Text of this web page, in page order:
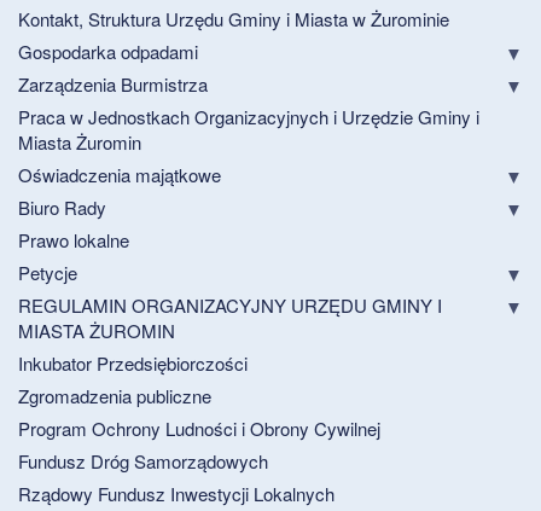
Kontakt, Struktura Urzędu Gminy i Miasta w Żurominie
Gospodarka odpadami
Zarządzenia Burmistrza
Praca w Jednostkach Organizacyjnych i Urzędzie Gminy i
Miasta Żuromin
Oświadczenia majątkowe
Biuro Rady
Prawo lokalne
Petycje
REGULAMIN ORGANIZACYJNY URZĘDU GMINY I
MIASTA ŻUROMIN
Inkubator Przedsiębiorczości
Zgromadzenia publiczne
Program Ochrony Ludności i Obrony Cywilnej
Fundusz Dróg Samorządowych
Rządowy Fundusz Inwestycji Lokalnych